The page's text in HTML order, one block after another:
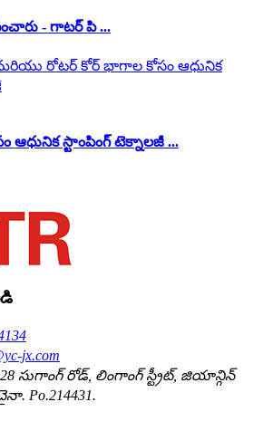
- గాటర్ పి ...
ఆధునిక స్టాంపింగ్ టెక్నాలజీ ...
jx.com
సుగాంగ్ రోడ్, లింగాంగ్ స్ట్రీట్, జియాన్గిన్
Po.214431.